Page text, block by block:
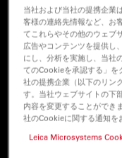
当社および当社の提携企業
客様の連絡先情報など、お
てこれらやその他のウェブ
広告やコンテンツを提供し
にし、分析を実施し、当社
てのCookieを承認する」を
社の提携企業（以下のリン
す。当社ウェブサイトの下
内容を変更することができ
社のCookieに関する通知を
Leica Microsystems